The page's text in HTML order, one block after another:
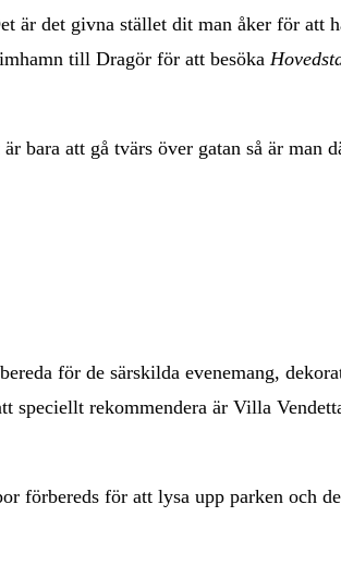
är det givna stället dit man åker för att
till Dragör för att besöka
att gå tvärs över gatan så är man
för de särskilda evenemang,
rekommendera är Villa
för att lysa upp parken och de